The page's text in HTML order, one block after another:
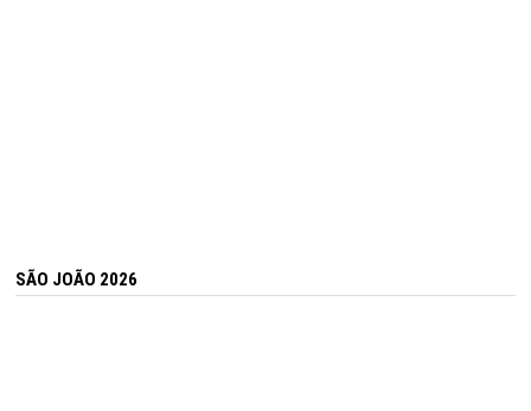
SÃO JOÃO 2026